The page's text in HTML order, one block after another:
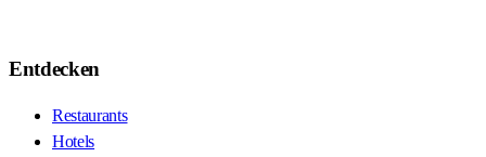
Entdecken
Restaurants
Hotels